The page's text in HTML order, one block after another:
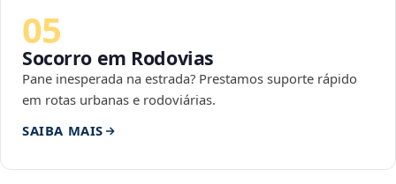
05
Socorro em Rodovias
Pane inesperada na estrada? Prestamos suporte rápido
em rotas urbanas e rodoviárias.
SAIBA MAIS